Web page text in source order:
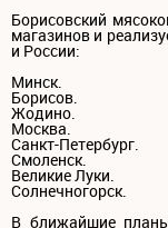
Борисовский
магазинов и
и России:
Минск.
Борисов.
Жодино.
Москва.
Санкт-Петербург.
Смоленск.
Великие Луки.
Солнечногорск.
В ближайшие